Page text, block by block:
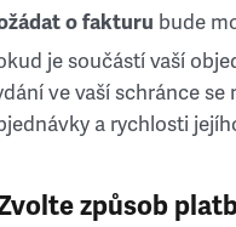
o fakturu bude
je součástí vaší
ve vaší schránce
a rychlosti
způsob